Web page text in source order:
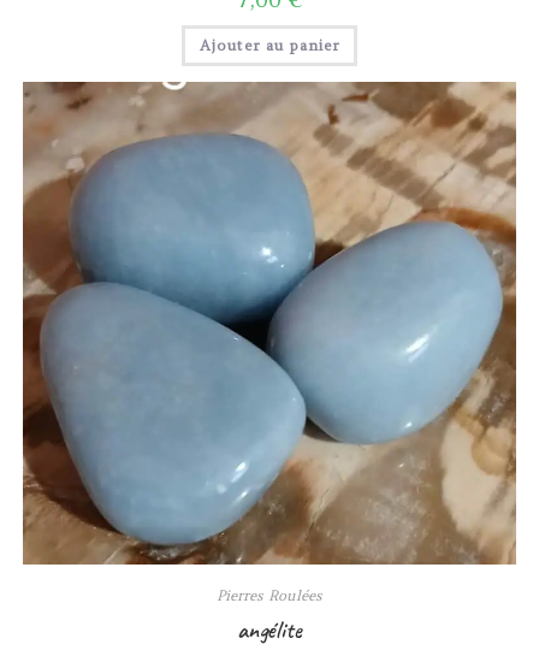
Ajouter au panier
Pierres Roulées
angélite